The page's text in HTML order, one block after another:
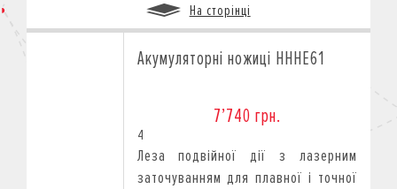
На сторінці
Акумуляторні ножиці HHHE61
7’740 грн.
4
Леза подвійної дії з лазерним
заточуванням для плавної і точної